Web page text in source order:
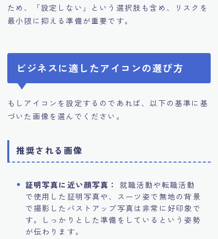
ため、「設定しない」という選択肢も含め、リスクを
最小限に抑える準備が重要です。
ビジネスに適したアイコンの選び方
もしアイコンを設定するのであれば、以下の基準に基
づいた画像を選んでください。
推奨される画像
証明写真に近い顔写真：
就職活動や転職活動
で使用した証明写真や、スーツ姿で無地の背景
で撮影したバストアップ写真は非常に好印象で
す。しっかりとした準備をしているという姿勢
が伝わります。